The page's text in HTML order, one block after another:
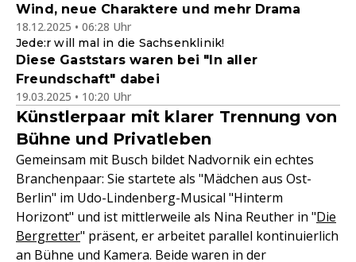
Wind, neue Charaktere und mehr Drama
18.12.2025 • 06:28 Uhr
Jede:r will mal in die Sachsenklinik!
Diese Gaststars waren bei "In aller
Freundschaft" dabei
19.03.2025 • 10:20 Uhr
Künstlerpaar mit klarer Trennung von
Bühne und Privatleben
Gemeinsam mit Busch bildet Nadvornik ein echtes
Branchenpaar: Sie startete als "Mädchen aus Ost-
Berlin" im Udo-Lindenberg-Musical "Hinterm
Horizont" und ist mittlerweile als Nina Reuther in "Die
Bergretter" präsent, er arbeitet parallel kontinuierlich
an Bühne und Kamera. Beide waren in der